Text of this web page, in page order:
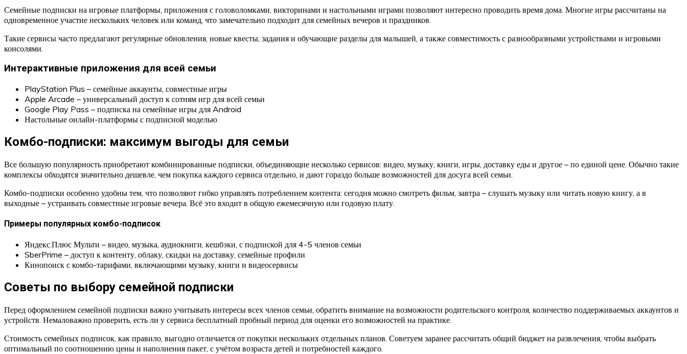
Семейные подписки на игровые платформы, приложения с головоломками, викторинами и настольными играми позволяют интересно проводить время дома. Многие игры рассчитаны на
одновременное участие нескольких человек или команд, что замечательно подходит для семейных вечеров и праздников.
Такие сервисы часто предлагают регулярные обновления, новые квесты, задания и обучающие разделы для малышей, а также совместимость с разнообразными устройствами и игровыми
консолями.
Интерактивные приложения для всей семьи
PlayStation Plus – семейные аккаунты, совместные игры
Apple Arcade – универсальный доступ к сотням игр для всей семьи
Google Play Pass – подписка на семейные игры для Android
Настольные онлайн-платформы с подписной моделью
Комбо-подписки: максимум выгоды для семьи
Все большую популярность приобретают комбинированные подписки, объединяющие несколько сервисов: видео, музыку, книги, игры, доставку еды и другое – по единой цене. Обычно такие
комплексы обходятся значительно дешевле, чем покупка каждого сервиса отдельно, и дают гораздо больше возможностей для досуга всей семьи.
Комбо-подписки особенно удобны тем, что позволяют гибко управлять потреблением контента: сегодня можно смотреть фильм, завтра – слушать музыку или читать новую книгу, а в
выходные – устраивать совместные игровые вечера. Всё это входит в общую ежемесячную или годовую плату.
Примеры популярных комбо-подписок
Яндекс.Плюс Мульти – видео, музыка, аудиокниги, кешбэки, с подпиской для 4-5 членов семьи
SberPrime – доступ к контенту, облаку, скидки на доставку, семейные профили
Кинопоиск с комбо-тарифами, включающими музыку, книги и видеосервисы
Советы по выбору семейной подписки
Перед оформлением семейной подписки важно учитывать интересы всех членов семьи, обратить внимание на возможности родительского контроля, количество поддерживаемых аккаунтов и
устройств. Немаловажно проверить, есть ли у сервиса бесплатный пробный период для оценки его возможностей на практике.
Стоимость семейных подписок, как правило, выгодно отличается от покупки нескольких отдельных планов. Советуем заранее рассчитать общий бюджет на развлечения, чтобы выбрать
оптимальный по соотношению цены и наполнения пакет, с учётом возраста детей и потребностей каждого.